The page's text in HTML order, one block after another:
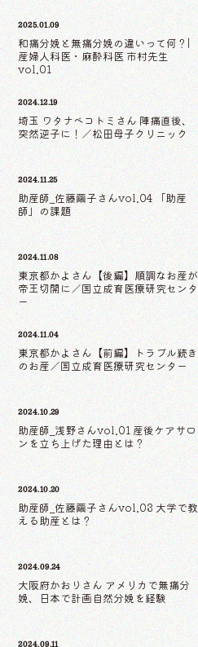
2025.01.09
和痛分娩と無痛分娩の違いって何？|
産婦人科医・麻酔科医 市村先生
vol.01
2024.12.19
埼玉 ワタナベコトミさん 陣痛直後、
突然逆子に！／松田母子クリニック
2024.11.25
助産師_佐藤繭子さんvol.04 「助産
師」の課題
2024.11.08
東京都かよさん【後編】順調なお産が
帝王切開に／国立成育医療研究センタ
ー
2024.11.04
東京都かよさん【前編】トラブル続き
のお産／国立成育医療研究センター
2024.10.29
助産師_浅野さんvol.01 産後ケアサロ
ンを立ち上げた理由とは？
2024.10.20
助産師_佐藤繭子さんvol.03 大学で教
える助産とは？
2024.09.24
大阪府かおりさん アメリカで無痛分
娩、日本で計画自然分娩を経験
2024.09.11